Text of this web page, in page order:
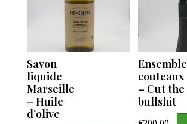
Savon
liquide
Marseille
– Huile
d’olive
Ensemble
couteaux
– Cut the
bullshit